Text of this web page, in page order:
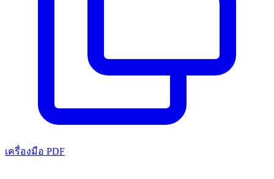
เครื่องมือ PDF